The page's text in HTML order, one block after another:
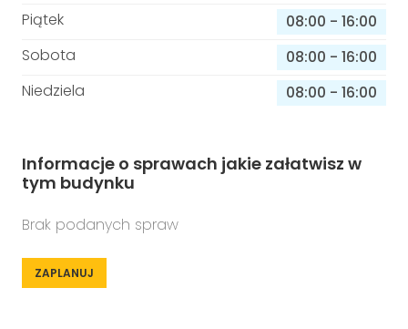
Piątek
08:00 - 16:00
Sobota
08:00 - 16:00
Niedziela
08:00 - 16:00
Informacje o sprawach jakie załatwisz w
tym budynku
Brak podanych spraw
ZAPLANUJ